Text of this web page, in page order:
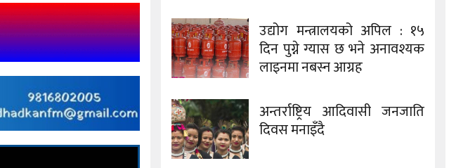
उद्योग मन्त्रालयको अपिल : १५
दिन पुग्ने ग्यास छ भने अनावश्यक
लाइनमा नबस्न आग्रह
अन्तर्राष्ट्रिय आदिवासी जनजाति
दिवस मनाइँदै